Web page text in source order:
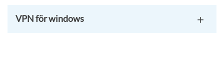
VPN för windows